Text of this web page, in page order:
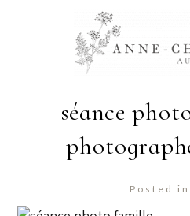
séance
Posted in